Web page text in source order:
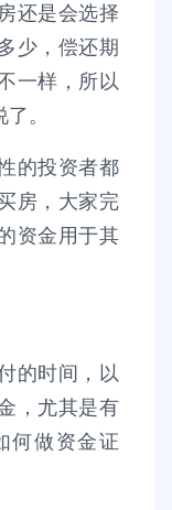
还是会选择
少，偿还期
一样，所以
。
的投资者都
房，大家完
资金用于其
的时间，以
，尤其是有
何做资金证